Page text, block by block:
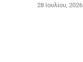
28 Ιουλίου, 2026